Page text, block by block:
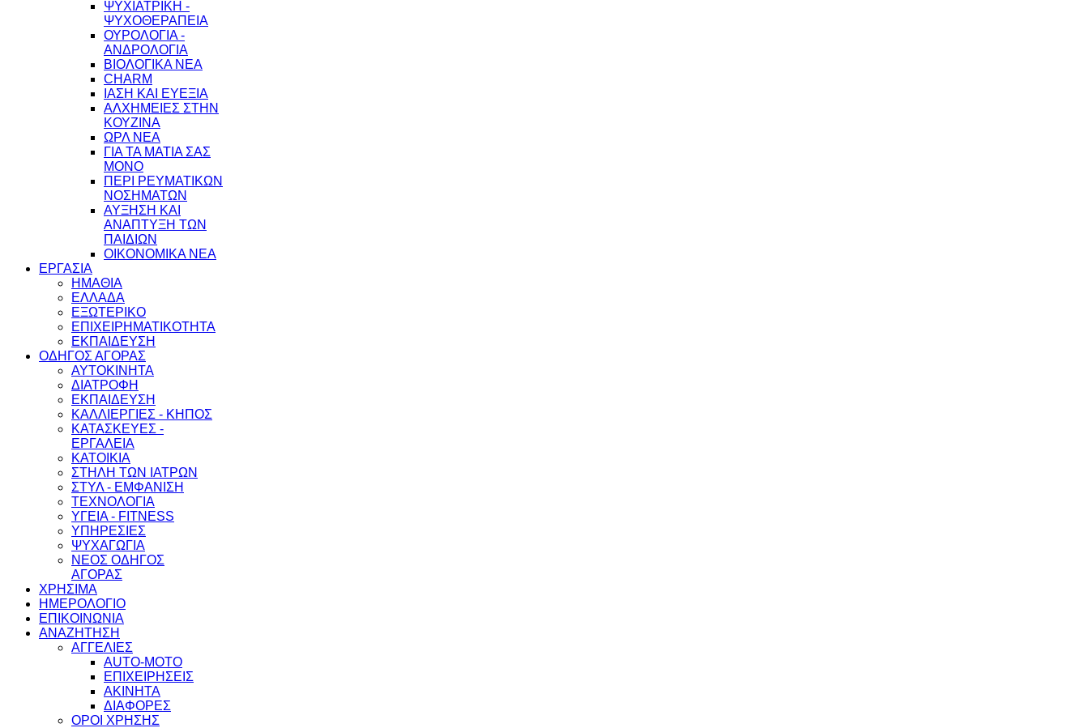
ΨΥΧΙΑΤΡΙΚΗ -
ΨΥΧΟΘΕΡΑΠΕΙΑ
ΟΥΡΟΛΟΓΙΑ -
ΑΝΔΡΟΛΟΓΙΑ
ΒΙΟΛΟΓΙΚΑ ΝΕΑ
CHARM
ΙΑΣΗ ΚΑΙ ΕΥΕΞΙΑ
ΑΛΧΗΜΕΙΕΣ ΣΤΗΝ
ΚΟΥΖΙΝΑ
ΩΡΛ ΝEA
ΓΙΑ ΤΑ ΜΑΤΙΑ ΣΑΣ
ΜΟΝΟ
ΠΕΡΙ ΡΕΥΜΑΤΙΚΩΝ
ΝΟΣΗΜΑΤΩΝ
ΑΥΞΗΣΗ ΚΑΙ
ΑΝΑΠΤΥΞΗ ΤΩΝ
ΠΑΙΔΙΩΝ
ΟΙΚΟΝΟΜΙΚΑ ΝΕΑ
ΕΡΓΑΣΙΑ
ΗΜΑΘΙΑ
ΕΛΛΑΔΑ
ΕΞΩΤΕΡΙΚΟ
ΕΠΙΧΕΙΡΗΜΑΤΙΚΟΤΗΤΑ
ΕΚΠΑΙΔΕΥΣΗ
ΟΔΗΓΟΣ ΑΓΟΡΑΣ
ΑΥΤΟΚΙΝΗΤΑ
ΔΙΑΤΡΟΦΗ
ΕΚΠΑΙΔΕΥΣΗ
ΚΑΛΛΙΕΡΓΙΕΣ - ΚΗΠΟΣ
ΚΑΤΑΣΚΕΥΕΣ -
ΕΡΓΑΛΕΙΑ
ΚΑΤΟΙΚΙΑ
ΣΤΗΛΗ ΤΩΝ ΙΑΤΡΩΝ
ΣΤΥΛ - ΕΜΦΑΝΙΣΗ
ΤΕΧΝΟΛΟΓΙΑ
ΥΓΕΙΑ - FITNESS
ΥΠΗΡΕΣΙΕΣ
ΨΥΧΑΓΩΓΙΑ
ΝΕΟΣ ΟΔΗΓΟΣ
ΑΓΟΡΑΣ
ΧΡΗΣΙΜΑ
ΗΜΕΡΟΛΟΓΙΟ
ΕΠΙΚΟΙΝΩΝΙΑ
ΑΝΑΖΗΤΗΣΗ
ΑΓΓΕΛΙΕΣ
AUTO-MOTO
ΕΠΙΧΕΙΡΗΣΕΙΣ
ΑΚΙΝΗΤΑ
ΔΙΑΦΟΡΕΣ
ΟΡΟΙ ΧΡΗΣΗΣ